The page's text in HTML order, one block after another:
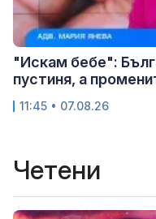
"Искам бебе":
пустиня, а
11:45 • 07.08.26
Четени